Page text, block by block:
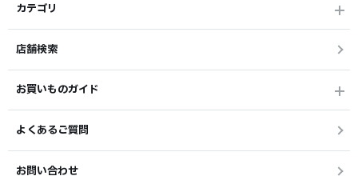
カテゴリ
店舗検索
お買いものガイド
よくあるご質問
お問い合わせ